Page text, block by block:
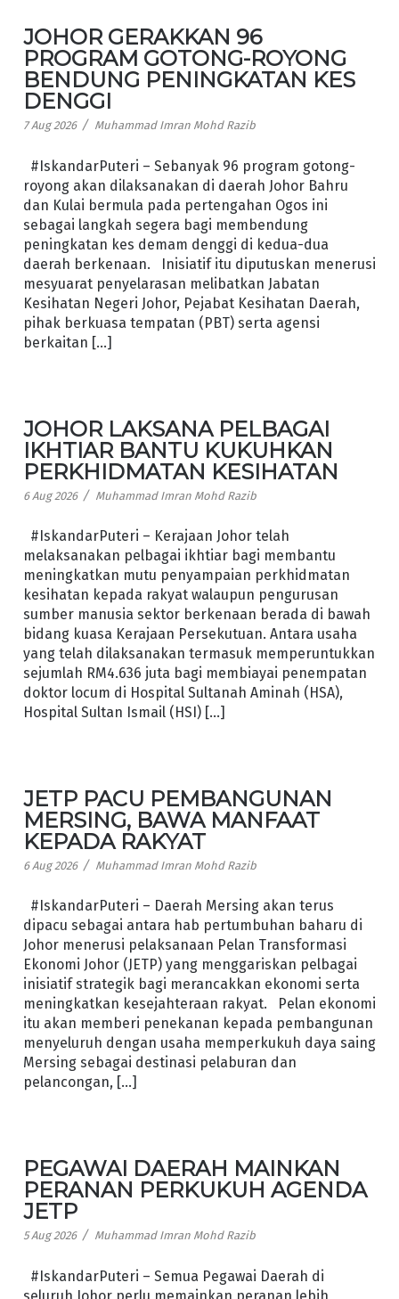
JOHOR GERAKKAN 96
PROGRAM GOTONG-ROYONG
BENDUNG PENINGKATAN KES
DENGGI
7 Aug 2026 / Muhammad Imran Mohd Razib
#IskandarPuteri – Sebanyak 96 program gotong-
royong akan dilaksanakan di daerah Johor Bahru
dan Kulai bermula pada pertengahan Ogos ini
sebagai langkah segera bagi membendung
peningkatan kes demam denggi di kedua-dua
daerah berkenaan. Inisiatif itu diputuskan menerusi
mesyuarat penyelarasan melibatkan Jabatan
Kesihatan Negeri Johor, Pejabat Kesihatan Daerah,
pihak berkuasa tempatan (PBT) serta agensi
berkaitan […]
JOHOR LAKSANA PELBAGAI
IKHTIAR BANTU KUKUHKAN
PERKHIDMATAN KESIHATAN
6 Aug 2026 / Muhammad Imran Mohd Razib
#IskandarPuteri – Kerajaan Johor telah
melaksanakan pelbagai ikhtiar bagi membantu
meningkatkan mutu penyampaian perkhidmatan
kesihatan kepada rakyat walaupun pengurusan
sumber manusia sektor berkenaan berada di bawah
bidang kuasa Kerajaan Persekutuan. Antara usaha
yang telah dilaksanakan termasuk memperuntukkan
sejumlah RM4.636 juta bagi membiayai penempatan
doktor locum di Hospital Sultanah Aminah (HSA),
Hospital Sultan Ismail (HSI) […]
JETP PACU PEMBANGUNAN
MERSING, BAWA MANFAAT
KEPADA RAKYAT
6 Aug 2026 / Muhammad Imran Mohd Razib
#IskandarPuteri – Daerah Mersing akan terus
dipacu sebagai antara hab pertumbuhan baharu di
Johor menerusi pelaksanaan Pelan Transformasi
Ekonomi Johor (JETP) yang menggariskan pelbagai
inisiatif strategik bagi merancakkan ekonomi serta
meningkatkan kesejahteraan rakyat. Pelan ekonomi
itu akan memberi penekanan kepada pembangunan
menyeluruh dengan usaha memperkukuh daya saing
Mersing sebagai destinasi pelaburan dan
pelancongan, […]
PEGAWAI DAERAH MAINKAN
PERANAN PERKUKUH AGENDA
JETP
5 Aug 2026 / Muhammad Imran Mohd Razib
#IskandarPuteri – Semua Pegawai Daerah di
seluruh Johor perlu memainkan peranan lebih